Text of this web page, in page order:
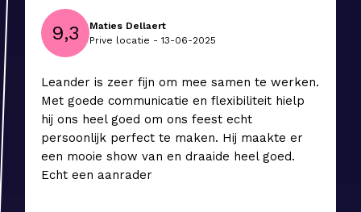
9,3
Maties Dellaert
Prive locatie - 13-06-2025
Leander is zeer fijn om mee samen te werken.
Met goede communicatie en flexibiliteit hielp
hij ons heel goed om ons feest echt
persoonlijk perfect te maken. Hij maakte er
een mooie show van en draaide heel goed.
Echt een aanrader